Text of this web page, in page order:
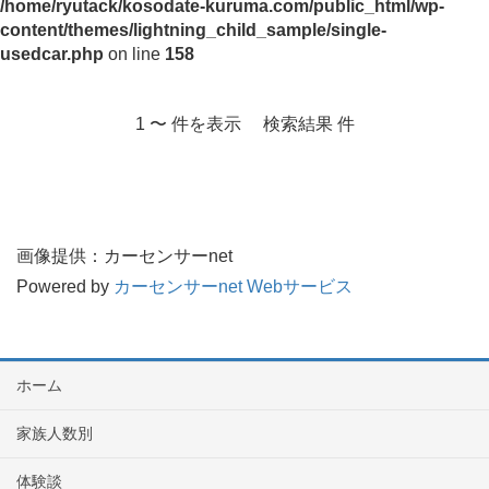
/home/ryutack/kosodate-kuruma.com/public_html/wp-
content/themes/lightning_child_sample/single-
usedcar.php on line 158
1 〜 件を表示 検索結果 件
画像提供：カーセンサーnet
Powered by カーセンサーnet Webサービス
ホーム
家族人数別
体験談